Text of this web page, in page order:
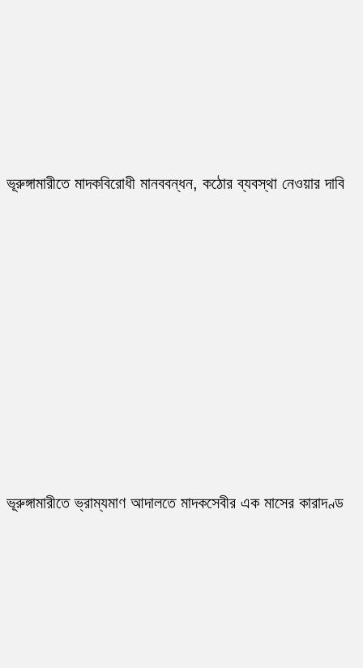
ভূরুঙ্গামারীতে মাদকবিরোধী মানববন্ধন, কঠোর ব্যবস্থা নেওয়ার দাবি
ভূরুঙ্গামারীতে ভ্রাম্যমাণ আদালতে মাদকসেবীর এক মাসের কারাদণ্ড